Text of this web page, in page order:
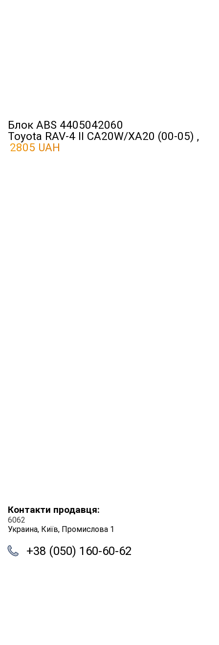
Блок ABS 4405042060
Toyota RAV-4 II CA20W/XA20 (00-05) ,
2805 UAH
Контакти продавця:
6062
Украина, Київ, Промислова 1
+38 (050) 160-60-62